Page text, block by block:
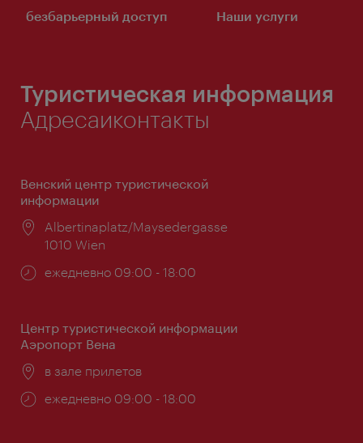
безбарьерный доступ Наши услуги
Туристическая информация
Адресаиконтакты
Венский центр туристической
информации
Расположение:
Albertinaplatz/Maysedergasse
1010 Wien
Часы
ежедневно 09:00 - 18:00
Центр туристической информации
Аэропорт Вена
Расположение:
в зале прилетов
Часы
ежедневно 09:00 - 18:00